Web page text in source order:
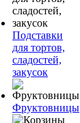
Подставки
для тортов,
сладостей,
закусок
Фруктовницы